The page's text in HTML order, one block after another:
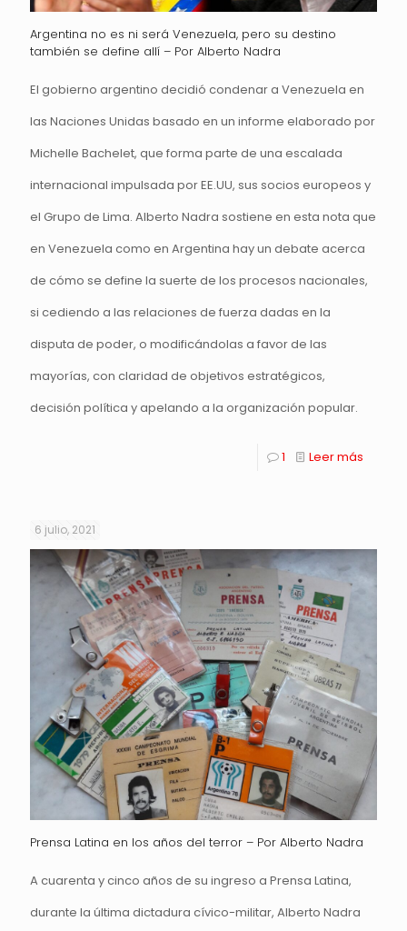
Argentina no es ni será Venezuela, pero su destino
también se define allí – Por Alberto Nadra
El gobierno argentino decidió condenar a Venezuela en
las Naciones Unidas basado en un informe elaborado por
Michelle Bachelet, que forma parte de una escalada
internacional impulsada por EE.UU, sus socios europeos y
el Grupo de Lima. Alberto Nadra sostiene en esta nota que
en Venezuela como en Argentina hay un debate acerca
de cómo se define la suerte de los procesos nacionales,
si cediendo a las relaciones de fuerza dadas en la
disputa de poder, o modificándolas a favor de las
mayorías, con claridad de objetivos estratégicos,
decisión política y apelando a la organización popular.
1 Leer más
6 julio, 2021
Prensa Latina en los años del terror – Por Alberto Nadra
A cuarenta y cinco años de su ingreso a Prensa Latina,
durante la última dictadura cívico-militar, Alberto Nadra